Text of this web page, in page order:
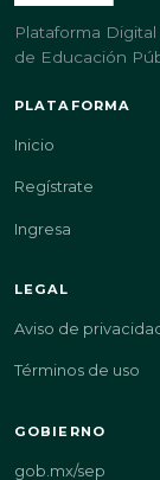
Plataforma
de Educación
PLATAFORMA
Inicio
Regístrate
Ingresa
LEGAL
Aviso de
Términos de uso
GOBIERNO
gob.mx/sep